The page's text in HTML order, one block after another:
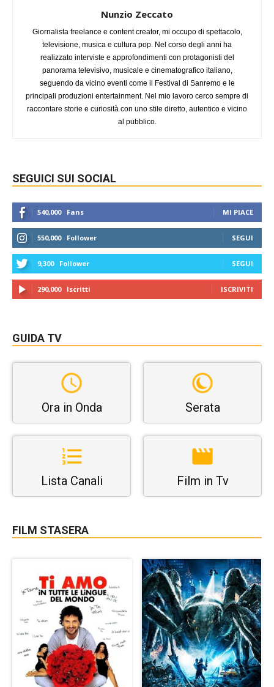
Nunzio Zeccato
Giornalista freelance e content creator, mi occupo di spettacolo,
televisione, musica e cultura pop. Nel corso degli anni ha
realizzato interviste e approfondimenti con protagonisti del
panorama televisivo, musicale e cinematografico italiano,
seguendo da vicino eventi come il Festival di Sanremo e le
principali produzioni entertainment. Nel mio lavoro cerco sempre di
raccontare storie e curiosità con uno stile diretto, autentico e vicino
al pubblico.
SEGUICI SUI SOCIAL
540,000 Fans MI PIACE
550,000 Follower SEGUI
9,300 Follower SEGUI
290,000 Iscritti ISCRIVITI
GUIDA TV
Ora in Onda Serata
Lista Canali Film in Tv
FILM STASERA